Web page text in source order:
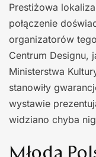
Prestiżowa
połączenie
organizatorów
Centrum Designu,
Ministerstwa
stanowiły
wystawie
widziano chyba